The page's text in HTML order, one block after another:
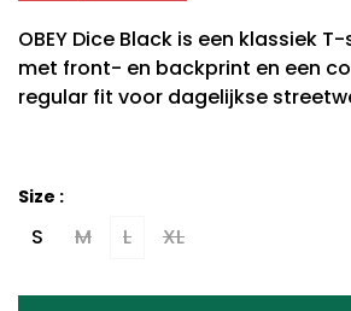
OBEY Dice Black is een klassiek
met front- en backprint en een
regular fit voor dagelijkse
Size :
S M L XL